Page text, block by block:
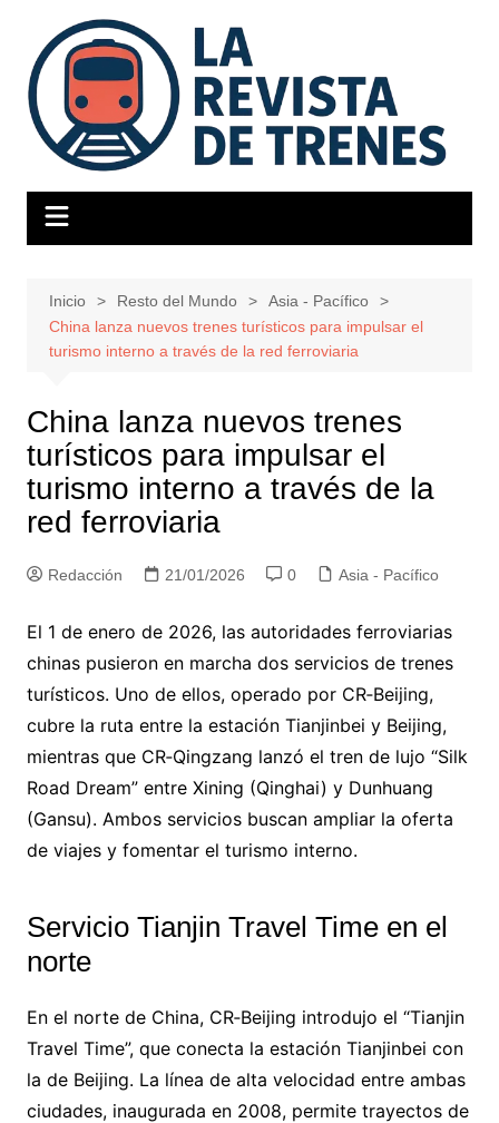
contenido
Inicio Resto del Mundo
Asia - Pacífico
China lanza nuevos trenes turísticos para impulsar el
turismo interno a través de la red ferroviaria
China lanza nuevos trenes
turísticos para impulsar el
turismo interno a través de la
red ferroviaria
Redacción 21/01/2026 0 Asia - Pacífico
El 1 de enero de 2026, las autoridades ferroviarias
chinas pusieron en marcha dos servicios de trenes
turísticos. Uno de ellos, operado por CR‑Beijing,
cubre la ruta entre la estación Tianjinbei y Beijing,
mientras que CR‑Qingzang lanzó el tren de lujo “Silk
Road Dream” entre Xining (Qinghai) y Dunhuang
(Gansu). Ambos servicios buscan ampliar la oferta
de viajes y fomentar el turismo interno.
Servicio Tianjin Travel Time en el
norte
En el norte de China, CR‑Beijing introdujo el “Tianjin
Travel Time”, que conecta la estación Tianjinbei con
la de Beijing. La línea de alta velocidad entre ambas
ciudades, inaugurada en 2008, permite trayectos de